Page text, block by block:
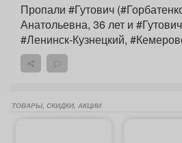
Пропали #Гутович
Анатольевна, 36 лет и
#Ленинск-Кузнецкий,
ТОВАРЫ, СКИДКИ, АКЦИИ